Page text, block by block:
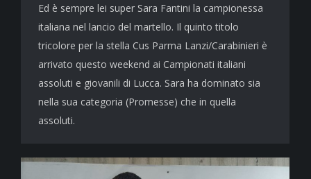
Ed è sempre lei super Sara Fantini la campionessa
italiana nel lancio del martello. Il quinto titolo
tricolore per la stella Cus Parma Lanzi/Carabinieri è
arrivato questo weekend ai Campionati italiani
assoluti e giovanili di Lucca. Sara ha dominato sia
nella sua categoria (Promesse) che in quella
assoluti.